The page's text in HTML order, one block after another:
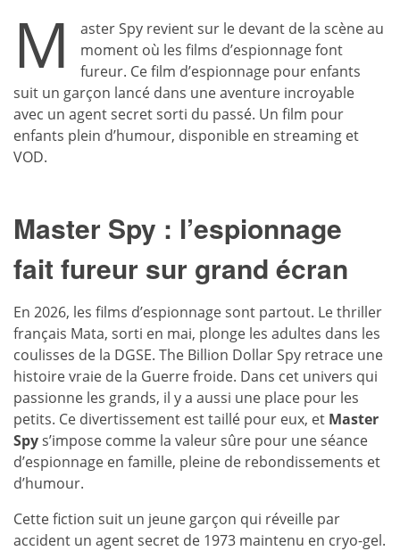
M
aster Spy revient sur le devant de la scène au
moment où les films d’espionnage font
fureur. Ce film d’espionnage pour enfants
suit un garçon lancé dans une aventure incroyable
avec un agent secret sorti du passé. Un film pour
enfants plein d’humour, disponible en streaming et
VOD.
Master Spy : l’espionnage
fait fureur sur grand écran
En 2026, les films d’espionnage sont partout. Le thriller
français Mata, sorti en mai, plonge les adultes dans les
coulisses de la DGSE. The Billion Dollar Spy retrace une
histoire vraie de la Guerre froide. Dans cet univers qui
passionne les grands, il y a aussi une place pour les
petits. Ce divertissement est taillé pour eux, et Master
Spys’impose comme la valeur sûre pour une séance
d’espionnage en famille, pleine de rebondissements et
d’humour.
Cette fiction suit un jeune garçon qui réveille par
accident un agent secret de 1973 maintenu en cryo-gel.